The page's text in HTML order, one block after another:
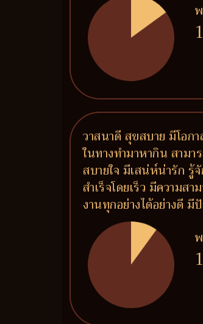
วาสนาดี สุขสบาย มีโอก
ในทางทำมาหากิน สาม
สบายใจ มีเสน่ห์น่ารัก รู้
สำเร็จโดยเร็ว มีความ
งานทุกอย่างได้อย่างดี